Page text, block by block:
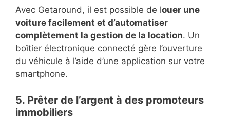
Avec Getaround, il est possible de louer une
voiture facilement et d’automatiser
complètement la gestion de la location. Un
boîtier électronique connecté gère l’ouverture
du véhicule à l’aide d’une application sur votre
smartphone.
5. Prêter de l’argent à des promoteurs
immobiliers